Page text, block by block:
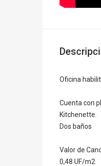
Oficina
Cuenta con
Kitchenette.
Dos baños
Valor de
0,48 UF/m2